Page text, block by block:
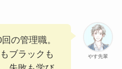
やす先輩
の管理職。
ブラックも